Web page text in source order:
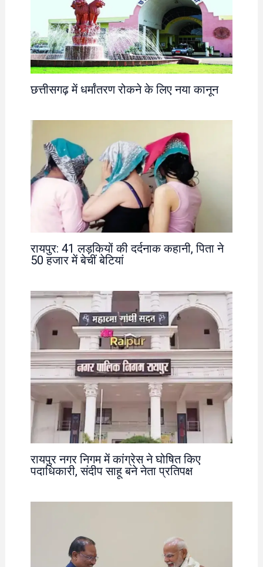
छत्तीसगढ़ में धर्मांतरण रोकने के लिए नया कानून
रायपुर: 41 लड़कियों की दर्दनाक कहानी, पिता ने
50 हजार में बेचीं बेटियां
रायपुर नगर निगम में कांग्रेस ने घोषित किए
पदाधिकारी, संदीप साहू बने नेता प्रतिपक्ष